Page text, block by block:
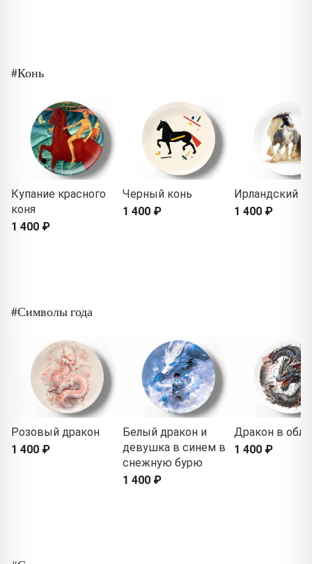
#Конь
Купание красного
коня
1 400 ₽
Черный конь
1 400 ₽
Ирландский
1 400 ₽
#Символы года
Розовый дракон
1 400 ₽
Белый дракон и
девушка в синем в
снежную бурю
1 400 ₽
Дракон в
1 400 ₽